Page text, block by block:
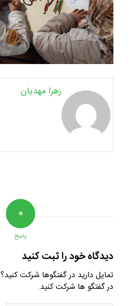
زهرا مهدیان
۰
پاسخ
دیدگاه خود را ثبت کنید
تمایل دارید در گفتگوها شرکت کنید؟
در گفتگو ها شرکت کنید.